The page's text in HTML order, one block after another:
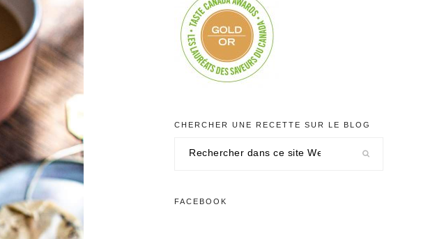
CHERCHER UNE RECETTE SUR LE BLOG
FACEBOOK